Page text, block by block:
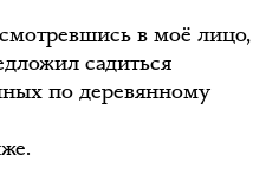
в моё лицо,
садиться
по деревянному